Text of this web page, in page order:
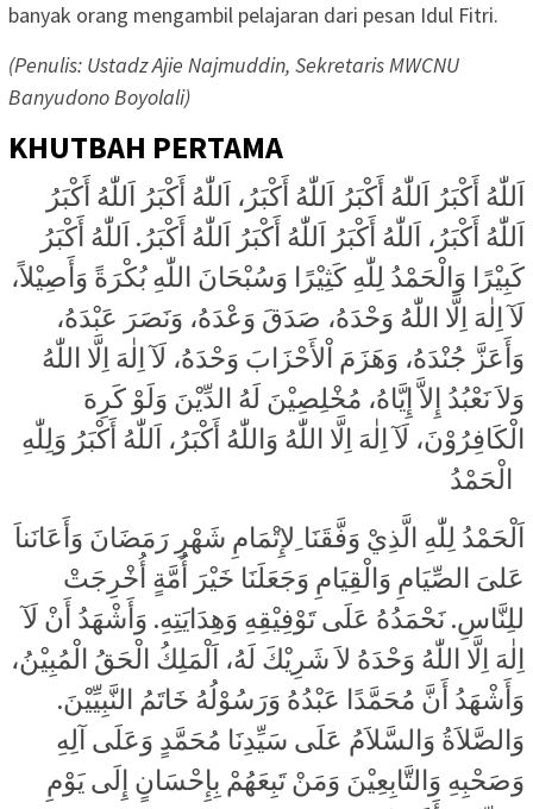
banyak orang mengambil pelajaran dari pesan Idul Fitri.
(Penulis: Ustadz Ajie Najmuddin, Sekretaris MWCNU
Banyudono Boyolali)
KHUTBAH PERTAMA
اَللّٰهُ أَكْبَرُ، اَللّٰهُ أَكْبَرُ اَللّٰهُ أَكْبَرُ اَللّٰهُ أَكْبَرُ. اَللّٰهُ أَكْبَرُ
كَبِيْرًا وَالْحَمْدُ لِلّٰهِ كَثِيْرًا وَسُبْحَانَ اللّٰهِ بُكْرَةً وَأَصِيْلاً،
لَآ اِلٰهَ اِلَّا اللّٰهُ وَحْدَهُ، صَدَقَ وَعْدَهُ، وَنَصَرَ عَبْدَهُ،
وَأَعَزَّ جُنْدَهُ، وَهَزَمَ اْلأَحْزَابَ وَحْدَهُ، لَآ اِلٰهَ اِلَّا اللّٰهُ
وَلاَ نَعْبُدُ إِلاَّ إِيَّاهُ، مُخْلِصِيْنَ لَهُ الدِّيْنَ وَلَوْ كَرِهَ
الْكَافِرُوْنَ، لَآ اِلٰهَ اِلَّا اللّٰهُ وَاللّٰهُ أَكْبَرُ، اَللّٰهُ أَكْبَرُ وَلِلّٰهِ
اَلْحَمْدُ لِلّٰهِ الَّذِيْ وَفَّقَنَا ِلإِتْمَامِ شَهْرِ رَمَضَانَ وَأَعَانَناَ
عَلىَ الصِّيَامِ وَالْقِيَامِ وَجَعَلَنَا خَيْرَ أُمَّةٍ أُخْرِجَتْ
للِنَّاسِ. نَحْمَدُهُ عَلَى تَوْفِيْقِهِ وَهِدَايَتِهِ. وَأَشْهَدُ أَنْ لَآ
اِلٰهَ اِلَّا اللّٰهُ وَحْدَهُ لاَ شَرِيْكَ لَهُ، اَلْمَلِكُ الْحَقُ الْمُبِيْنُ،
وَأَشْهَدُ أَنَّ مُحَمَّدًا عَبْدُهُ وَرَسُوْلُهُ خَاتَمُ النَّبِيِّيْنَ.
وَالصَّلاَةُ وَالسَّلاَمُ عَلَى سَيِّدِنَا مُحَمَّدٍ وَعَلَى آلِهِ
وَصَحْبِهِ وَالتَّابِعِيْنَ وَمَنْ تَبِعَهُمْ بِإِحْسَانٍ إِلَى يَوْمِ